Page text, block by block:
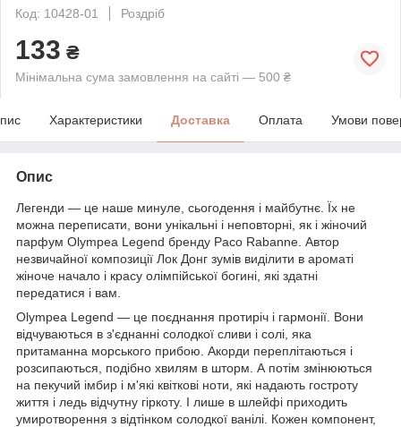
Код: 10428-01
Роздріб
133 ₴
Мінімальна сума замовлення на сайті — 500 ₴
Характеристики Доставка Оплата Умови
Опис
Легенди — це наше минуле, сьогодення і майбутнє. Їх не
можна переписати, вони унікальні і неповторні, як і жіночий
парфум Olympea Legend бренду Paco Rabanne. Автор
незвичайної композиції Лок Донг зумів виділити в ароматі
жіноче начало і красу олімпійської богині, які здатні
передатися і вам.
Olympea Legend — це поєднання протиріч і гармонії. Вони
відчуваються в з'єднанні солодкої сливи і солі, яка
притаманна морського прибою. Акорди переплітаються і
розсипаються, подібно хвилям в шторм. А потім змінюються
на пекучий імбир і м'які квіткові ноти, які надають гостроту
життя і ледь відчутну гіркоту. І лише в шлейфі приходить
умиротворення з відтінком солодкої ванілі. Кожен компонент,